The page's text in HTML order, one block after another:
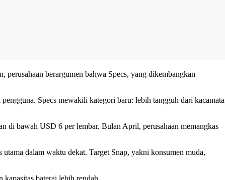
berargumen bahwa Specs, yang dikembangkan
Specs mewakili kategori baru: lebih tangguh dari kacamata
di bawah USD 6 per lembar. Bulan April, perusahaan memangkas
dalam waktu dekat. Target Snap, yakni konsumen muda,
baterai lebih rendah.